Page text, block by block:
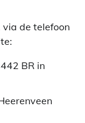
via de telefoon
BR in